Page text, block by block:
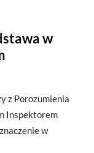
w
z Porozumienia
Inspektorem
w